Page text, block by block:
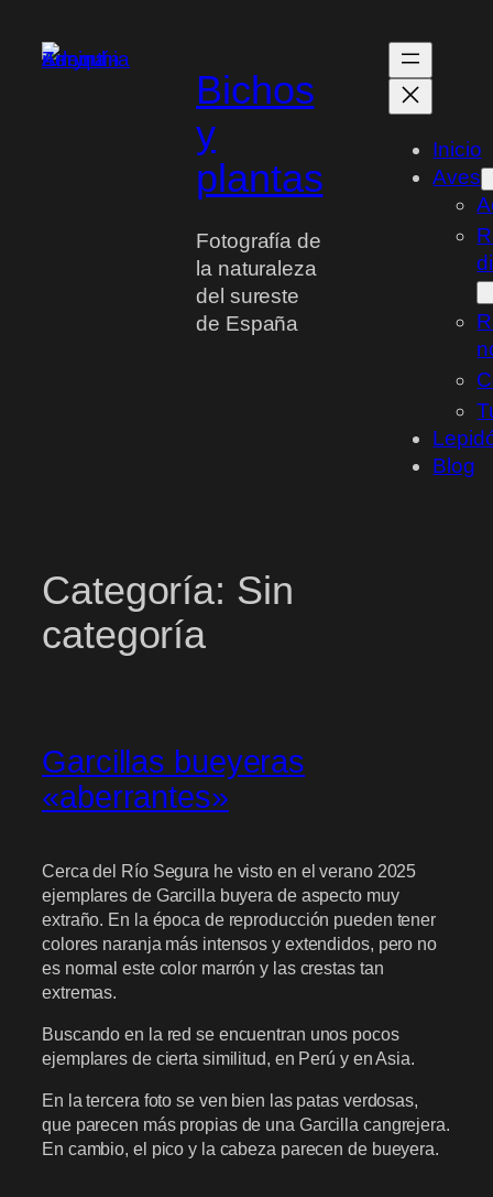
contenido
Bichos
y
plantas
Fotografía de
la naturaleza
del sureste
de España
Inicio
Aves
Blog
Categoría: Sin
categoría
Garcillas bueyeras
«aberrantes»
Cerca del Río Segura he visto en el verano 2025
ejemplares de Garcilla buyera de aspecto muy
extraño. En la época de reproducción pueden tener
colores naranja más intensos y extendidos, pero no
es normal este color marrón y las crestas tan
extremas.
Buscando en la red se encuentran unos pocos
ejemplares de cierta similitud, en Perú y en Asia.
En la tercera foto se ven bien las patas verdosas,
que parecen más propias de una Garcilla cangrejera.
En cambio, el pico y la cabeza parecen de bueyera.